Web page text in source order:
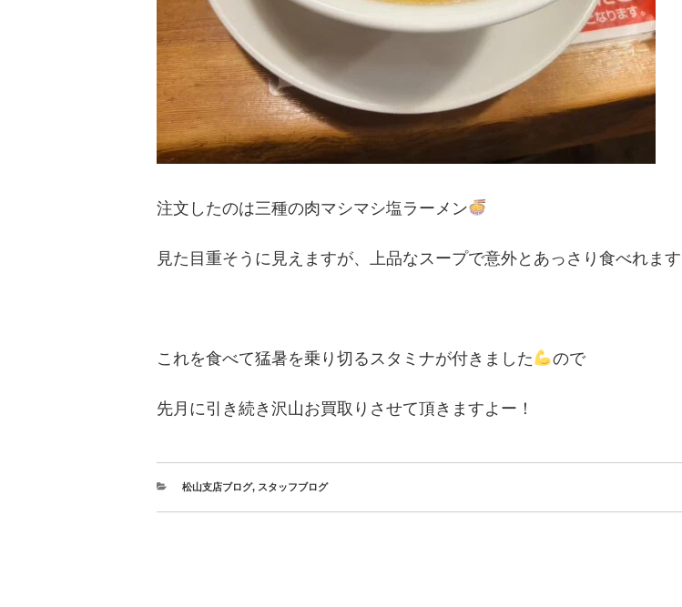
注文したのは三種の肉マシマシ塩ラーメン
見た目重そうに見えますが、上品なスープで意外とあっさり食べれます
これを食べて猛暑を乗り切るスタミナが付きました ので
先月に引き続き沢山お買取りさせて頂きますよー！
松山支店ブログ, スタッフブログ